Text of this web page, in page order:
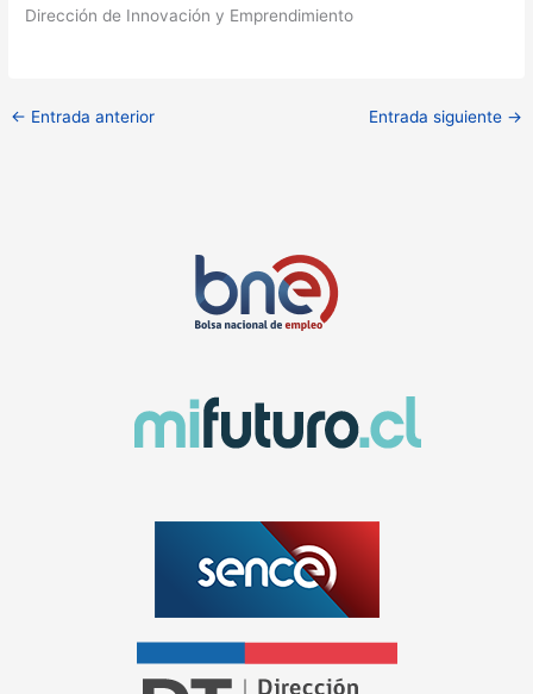
Dirección de Innovación y Emprendimiento
← Entrada anterior Entrada siguiente →